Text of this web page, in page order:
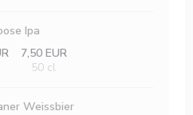
Ipa
7,50 EUR
50 cl
Weissbier